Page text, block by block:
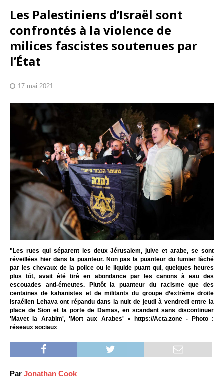
Les Palestiniens d’Israël sont
confrontés à la violence de
milices fascistes soutenues par
l’État
17 mai 2021
"Les rues qui séparent les deux Jérusalem, juive et arabe, se sont
réveillées hier dans la puanteur. Non pas la puanteur du fumier lâché
par les chevaux de la police ou le liquide puant qui, quelques heures
plus tôt, avait été tiré en abondance par les canons à eau des
escouades anti-émeutes. Plutôt la puanteur du racisme que des
centaines de kahanistes et de militants du groupe d’extrême droite
israélien Lehava ont répandu dans la nuit de jeudi à vendredi entre la
place de Sion et la porte de Damas, en scandant sans discontinuer
'Mavet la Arabim', 'Mort aux Arabes' » https://Acta.zone - Photo :
réseaux sociaux
Par Jonathan Cook